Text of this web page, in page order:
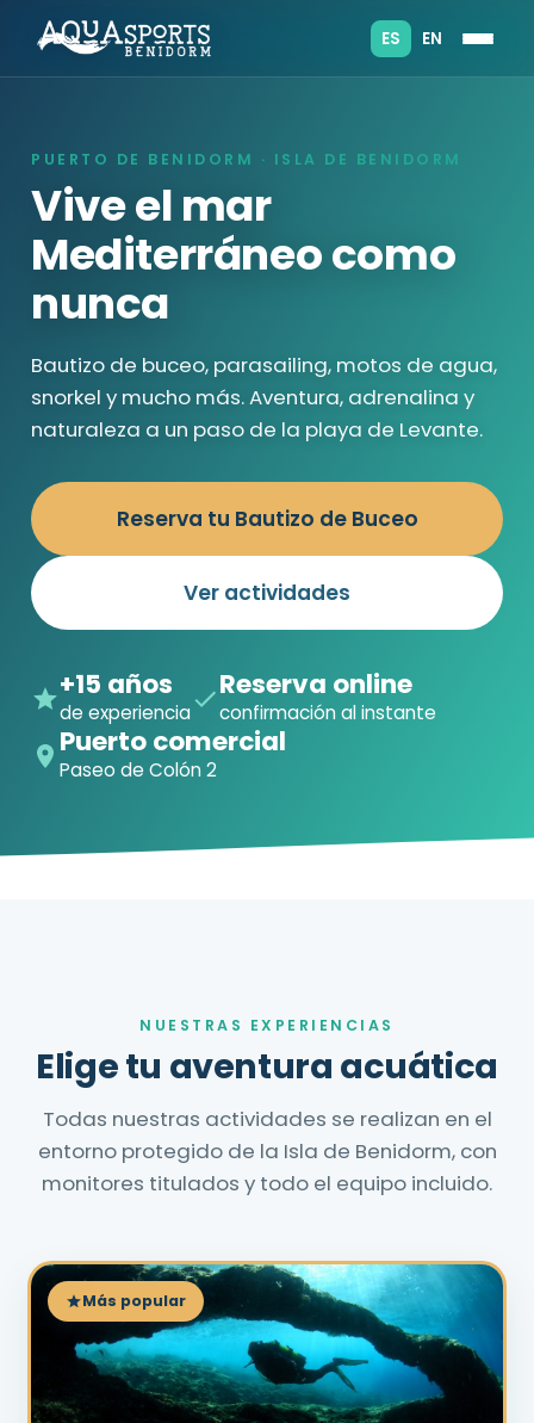
ES EN
PUERTO DE BENIDORM · ISLA DE BENIDORM
Vive el mar
Mediterráneo como
nunca
Bautizo de buceo, parasailing, motos de agua,
snorkel y mucho más. Aventura, adrenalina y
naturaleza a un paso de la playa de Levante.
Reserva tu Bautizo de Buceo
Ver actividades
+15 años
de experiencia
Reserva online
confirmación al instante
Puerto comercial
Paseo de Colón 2
NUESTRAS EXPERIENCIAS
Elige tu aventura acuática
Todas nuestras actividades se realizan en el
entorno protegido de la Isla de Benidorm, con
monitores titulados y todo el equipo incluido.
Más popular